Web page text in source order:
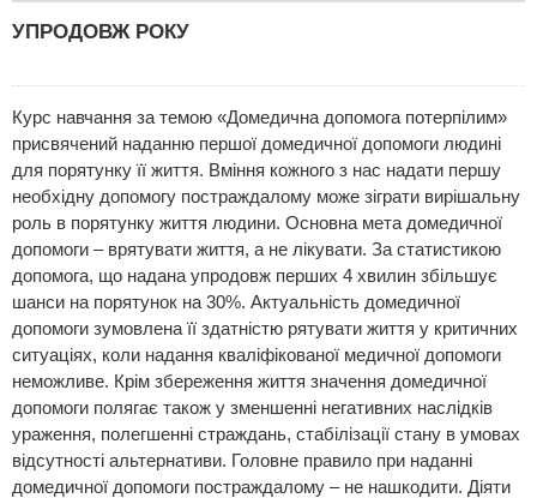
УПРОДОВЖ РОКУ
Курс навчання за темою «Домедична допомога потерпілим»
присвячений наданню першої домедичної допомоги людині
для порятунку її життя. Вміння кожного з нас надати першу
необхідну допомогу постраждалому може зіграти вирішальну
роль в порятунку життя людини. Основна мета домедичної
допомоги – врятувати життя, а не лікувати. За статистикою
допомога, що надана упродовж перших 4 хвилин збільшує
шанси на порятунок на 30%. Актуальність домедичної
допомоги зумовлена її здатністю рятувати життя у критичних
ситуаціях, коли надання кваліфікованої медичної допомоги
неможливе. Крім збереження життя значення домедичної
допомоги полягає також у зменшенні негативних наслідків
ураження, полегшенні страждань, стабілізації стану в умовах
відсутності альтернативи. Головне правило при наданні
домедичної допомоги постраждалому – не нашкодити. Діяти